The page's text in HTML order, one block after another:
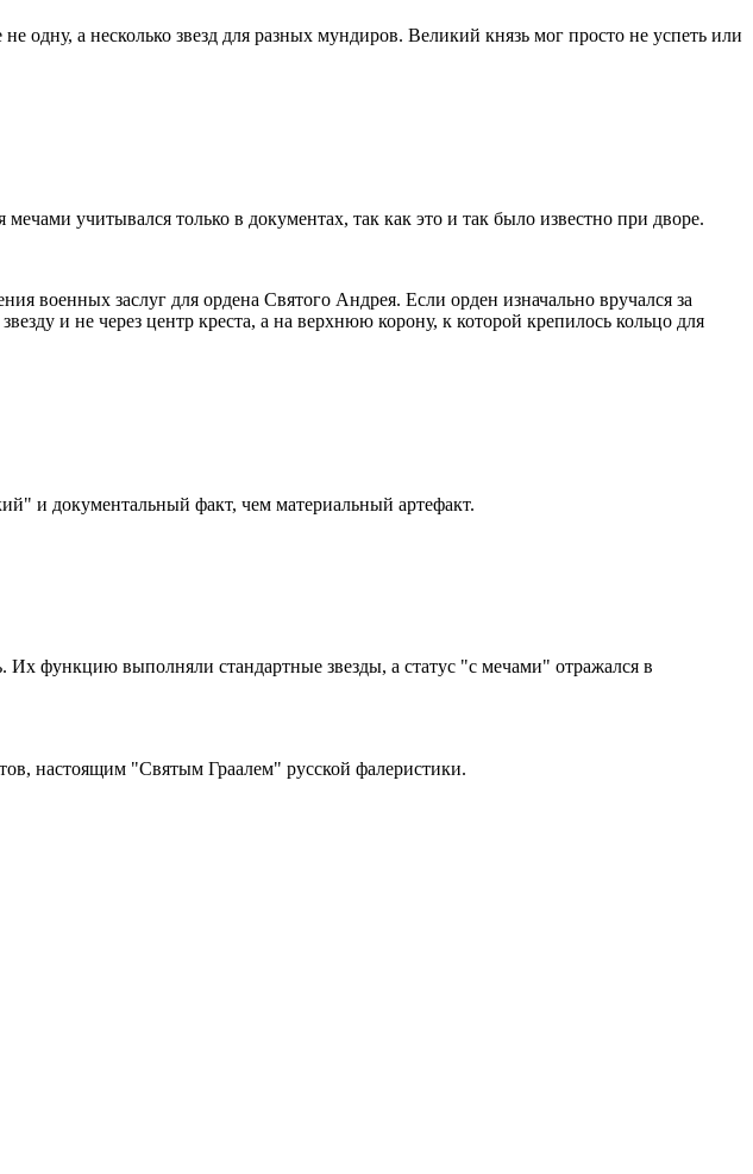
а несколько звезд для разных мундиров. Великий князь мог просто не успеть или
учитывался только в документах, так как это и так было известно при дворе.
военных заслуг для ордена Святого Андрея. Если орден изначально вручался за
и не через центр креста, а на верхнюю корону, к которой крепилось кольцо для
и документальный факт, чем материальный артефакт.
Их функцию выполняли стандартные звезды, а статус "с мечами" отражался в
настоящим "Святым Граалем" русской фалеристики.